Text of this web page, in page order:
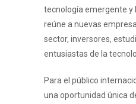
tecnología emergente y
reúne a nuevas
sector, inversores,
entusiastas de la
Para el público
una oportunidad única